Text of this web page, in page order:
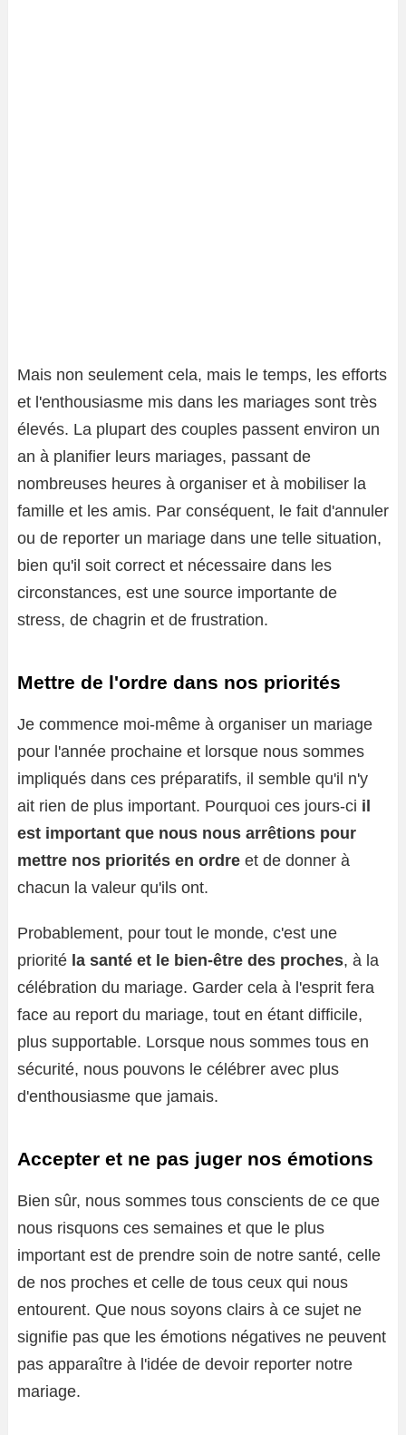
Mais non seulement cela, mais le temps, les efforts
et l'enthousiasme mis dans les mariages sont très
élevés. La plupart des couples passent environ un
an à planifier leurs mariages, passant de
nombreuses heures à organiser et à mobiliser la
famille et les amis. Par conséquent, le fait d'annuler
ou de reporter un mariage dans une telle situation,
bien qu'il soit correct et nécessaire dans les
circonstances, est une source importante de
stress, de chagrin et de frustration.
Mettre de l'ordre dans nos priorités
Je commence moi-même à organiser un mariage
pour l'année prochaine et lorsque nous sommes
impliqués dans ces préparatifs, il semble qu'il n'y
ait rien de plus important. Pourquoi ces jours-ci il
est important que nous nous arrêtions pour
mettre nos priorités en ordre et de donner à
chacun la valeur qu'ils ont.
Probablement, pour tout le monde, c'est une
priorité la santé et le bien-être des proches, à la
célébration du mariage. Garder cela à l'esprit fera
face au report du mariage, tout en étant difficile,
plus supportable. Lorsque nous sommes tous en
sécurité, nous pouvons le célébrer avec plus
d'enthousiasme que jamais.
Accepter et ne pas juger nos émotions
Bien sûr, nous sommes tous conscients de ce que
nous risquons ces semaines et que le plus
important est de prendre soin de notre santé, celle
de nos proches et celle de tous ceux qui nous
entourent. Que nous soyons clairs à ce sujet ne
signifie pas que les émotions négatives ne peuvent
pas apparaître à l'idée de devoir reporter notre
mariage.